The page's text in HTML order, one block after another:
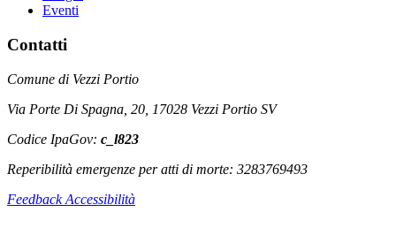
Eventi
Contatti
Comune di Vezzi Portio
Via Porte Di Spagna, 20, 17028 Vezzi Portio SV
Codice IpaGov: c_l823
Reperibilità emergenze per atti di morte: 3283769493
Feedback Accessibilità